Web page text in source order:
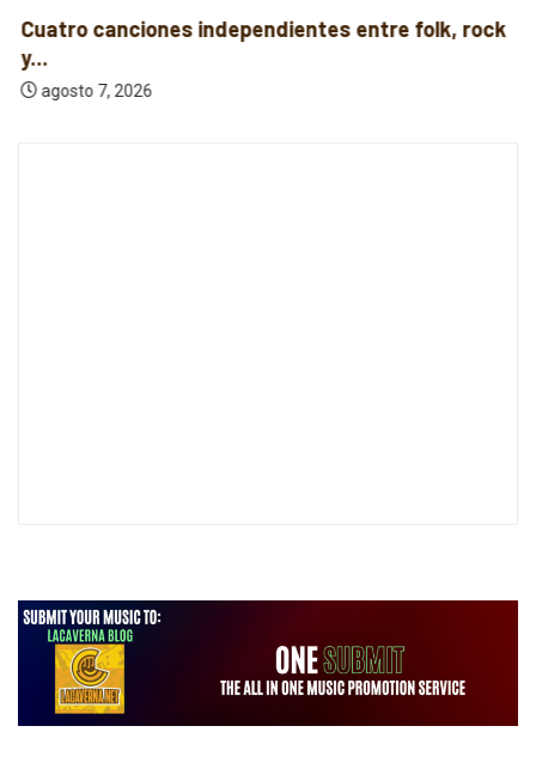
Cuatro canciones independientes entre folk, rock
y...
agosto 7, 2026